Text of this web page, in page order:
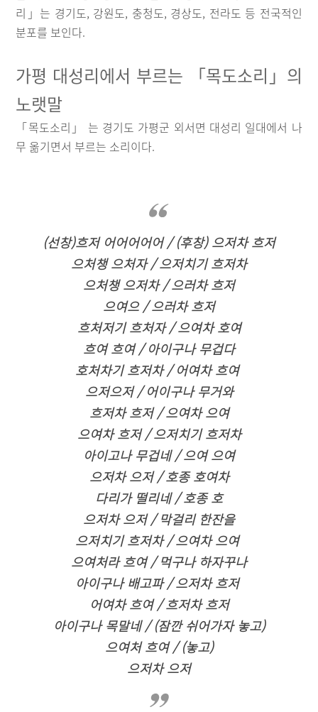
리」는 경기도, 강원도, 충청도, 경상도, 전라도 등 전국적인
분포를 보인다.
가평 대성리에서 부르는 「목도소리」의
노랫말
「목도소리」 는 경기도 가평군 외서면 대성리 일대에서 나
무 옮기면서 부르는 소리이다.
(선창)흐저 어어어어어 / (후창) 으저차 흐저
으처챙 으처자 / 으저치기 흐저차
으처챙 으저차 / 으러차 흐저
으여으 / 으러차 흐저
흐처저기 흐처자 / 으여차 호여
흐여 흐여 / 아이구나 무겁다
호처차기 흐저차 / 어여차 흐여
으저으저 / 어이구나 무거와
흐저차 흐저 / 으여차 으여
으여차 흐저 / 으저치기 흐저차
아이고나 무겁네 / 으여 으여
으저차 으저 / 호종 호여차
다리가 떨리네 / 호종 호
으저차 으저 / 막걸리 한잔을
으저치기 흐저차 / 으여차 으여
으여처라 흐여 / 먹구나 하자꾸나
아이구나 배고파 / 으저차 흐저
어여차 흐여 / 흐저차 흐저
아이구나 목말네 / (잠깐 쉬어가자 놓고)
으여처 흐여 / (놓고)
으저차 으저